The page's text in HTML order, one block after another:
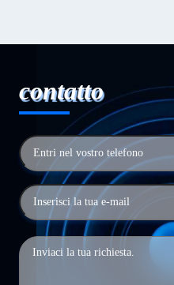
contatto